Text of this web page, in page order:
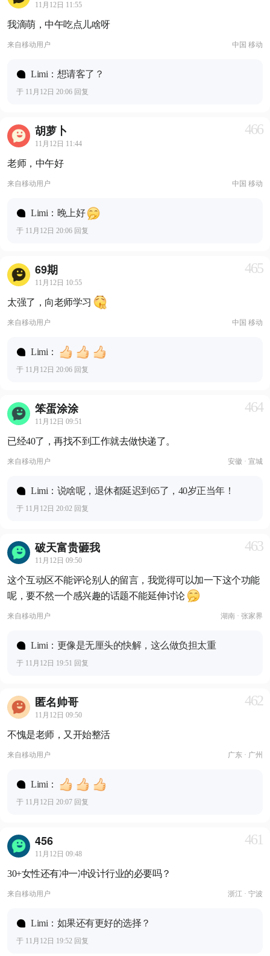
11月12日 11:55
我滴萌，中午吃点儿啥呀
来自移动用户 中国 移动
Limi：想请客了？
于 11月12日 20:06 回复
胡萝卜
11月12日 11:44
466
老师，中午好
来自移动用户 中国 移动
Limi：晚上好
于 11月12日 20:06 回复
69期
11月12日 10:55
465
太强了，向老师学习
来自移动用户 中国 移动
Limi：
于 11月12日 20:06 回复
笨蛋涂涂
11月12日 09:51
464
已经40了，再找不到工作就去做快递了。
来自移动用户 安徽 · 宣城
Limi：说啥呢，退休都延迟到65了，40岁正当年！
于 11月12日 20:02 回复
破天富贵砸我
11月12日 09:50
463
这个互动区不能评论别人的留言，我觉得可以加一下这个功能
呢，要不然一个感兴趣的话题不能延伸讨论
来自移动用户 湖南 · 张家界
Limi：更像是无厘头的快解，这么做负担太重
于 11月12日 19:51 回复
匿名帅哥
11月12日 09:50
462
不愧是老师，又开始整活
来自移动用户 广东 · 广州
Limi：
于 11月12日 20:07 回复
456
11月12日 09:48
461
30+女性还有冲一冲设计行业的必要吗？
来自移动用户 浙江 · 宁波
Limi：如果还有更好的选择？
于 11月12日 19:52 回复